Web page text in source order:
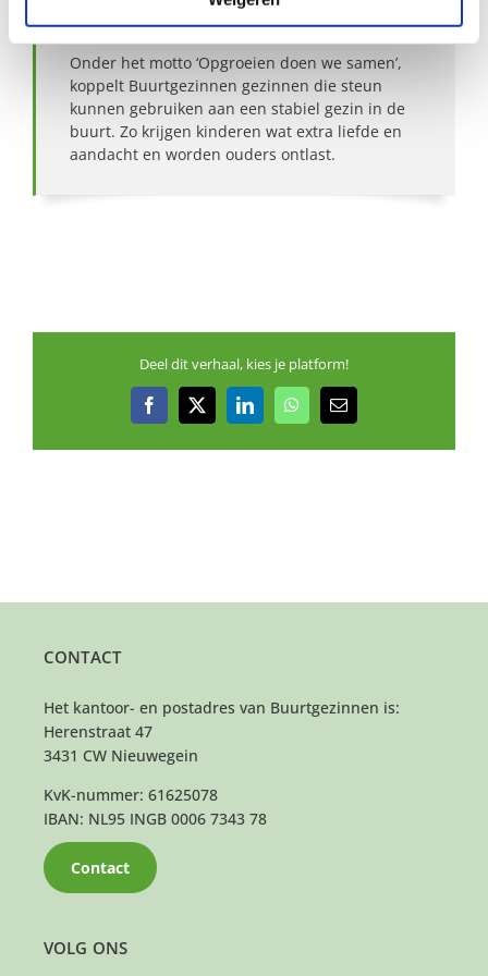
Over Buurtgezinnen
Onder het motto ‘Opgroeien doen we samen’,
koppelt Buurtgezinnen gezinnen die steun
kunnen gebruiken aan een stabiel gezin in de
buurt. Zo krijgen kinderen wat extra liefde en
aandacht en worden ouders ontlast.
Deel dit verhaal, kies je platform!
Facebook
X LinkedInWhatsApp
E-
VOLG ONS
CONTACT
Het kantoor- en postadres van Buurtgezinnen is:
Herenstraat 47
3431 CW Nieuwegein
KvK-nummer: 61625078
IBAN: NL95 INGB 0006 7343 78
Contact